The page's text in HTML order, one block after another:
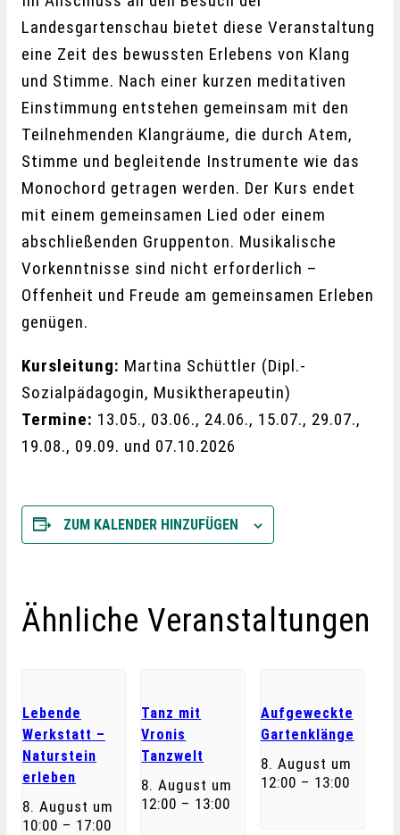
Landesgartenschau bietet diese Veranstaltung
eine Zeit des bewussten Erlebens von Klang
und Stimme. Nach einer kurzen meditativen
Einstimmung entstehen gemeinsam mit den
Teilnehmenden Klangräume, die durch Atem,
Stimme und begleitende Instrumente wie das
Monochord getragen werden. Der Kurs endet
mit einem gemeinsamen Lied oder einem
abschließenden Gruppenton. Musikalische
Vorkenntnisse sind nicht erforderlich –
Offenheit und Freude am gemeinsamen Erleben
genügen.
Kursleitung: Martina Schüttler (Dipl.-
Sozialpädagogin, Musiktherapeutin)
Termine: 13.05., 03.06., 24.06., 15.07., 29.07.,
19.08., 09.09. und 07.10.2026
ZUM KALENDER HINZUFÜGEN
Ähnliche Veranstaltungen
Lebende
Werkstatt –
Naturstein
erleben
8. August um
10:00 – 17:00
Tanz mit
Vronis
Tanzwelt
8. August um
12:00 – 13:00
Aufgeweckte
Gartenklänge
8. August um
12:00 – 13:00